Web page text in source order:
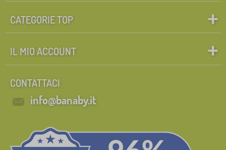
CATEGORIE TOP
IL MIO ACCOUNT
CONTATTACI
info@banaby.it